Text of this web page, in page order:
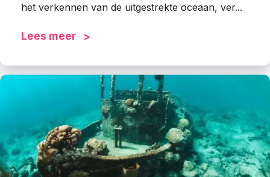
het verkennen van de uitgestrekte oceaan, ver...
Lees meer